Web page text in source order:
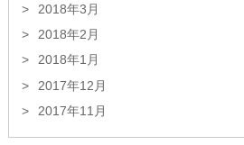
2018年3月
2018年2月
2018年1月
2017年12月
2017年11月